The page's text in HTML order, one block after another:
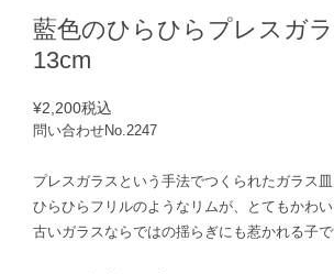
藍色のひらひらプレスガラ
13cm
¥2,200税込
問い合わせNo.2247
プレスガラスという手法でつくられたガラス皿
ひらひらフリルのようなリムが、とてもかわい
古いガラスならではの揺らぎにも惹かれる子で